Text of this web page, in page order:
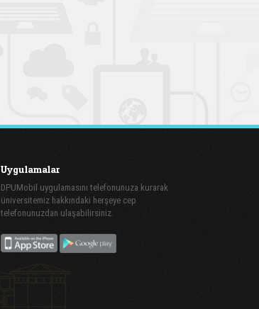
Uygulamalar
DPUMobil uygulamasını telefonunuza kurarak
üniversitemiz hakkındaki herşeye cep
telefonunuzdan ulaşabilirsiniz.